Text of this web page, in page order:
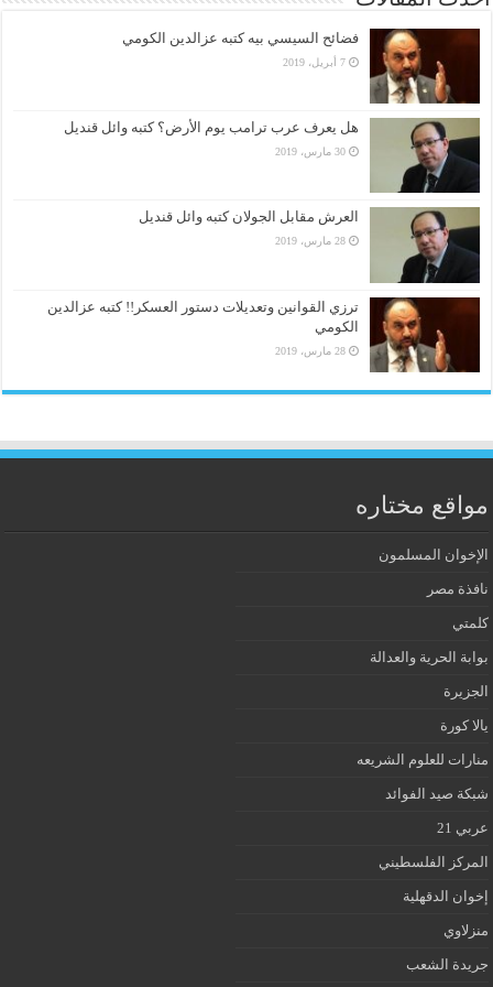
فضائح السيسي بيه كتبه عزالدين الكومي
7 أبريل، 2019
هل يعرف عرب ترامب يوم الأرض؟ كتبه وائل قنديل
30 مارس، 2019
العرش مقابل الجولان كتبه وائل قنديل
28 مارس، 2019
ترزي القوانين وتعديلات دستور العسكر!! كتبه عزالدين
الكومي
28 مارس، 2019
مواقع مختاره
الإخوان المسلمون
نافذة مصر
كلمتي
بوابة الحرية والعدالة
الجزيرة
يالا كورة
منارات للعلوم الشريعه
شبكة صيد الفوائد
عربي 21
المركز الفلسطيني
إخوان الدقهلية
منزلاوي
جريدة الشعب